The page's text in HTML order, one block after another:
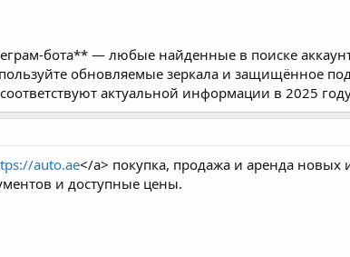
бота** — любые найденные в поиске
обновляемые зеркала и защищённое
актуальной информации в 2025
auto.ae</a> покупка, продажа и аренда
и доступные цены.